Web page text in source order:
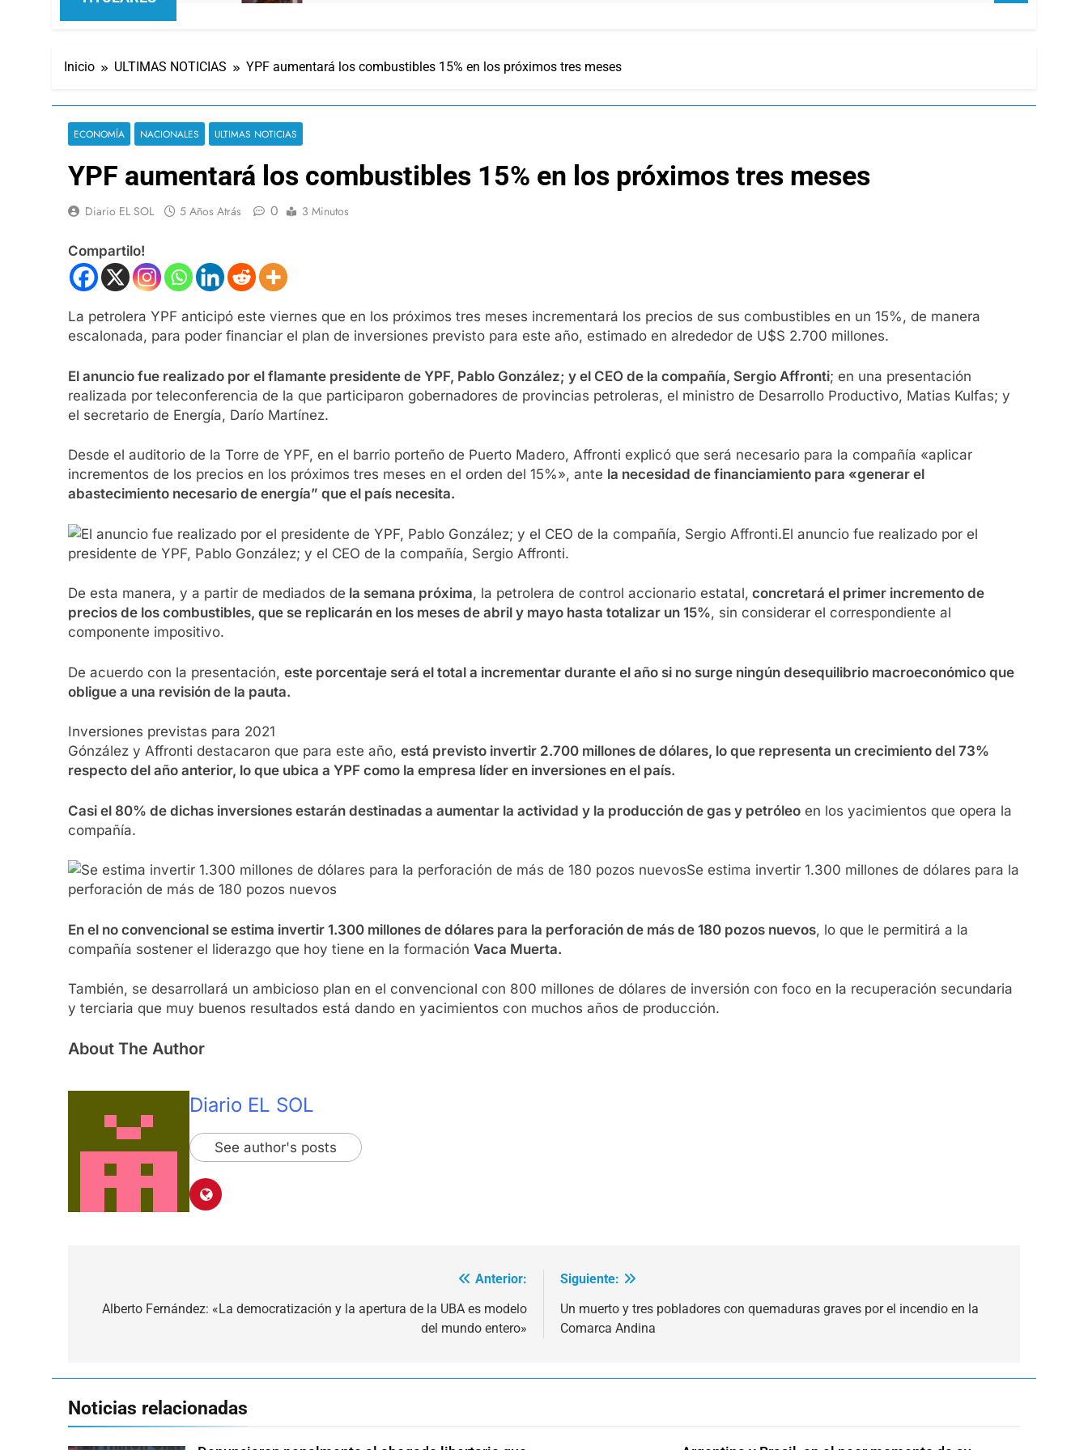
Inicio ULTIMAS NOTICIAS YPF aumentará los combustibles 15% en los próximos tres meses
ECONOMÍA NACIONALES ULTIMAS NOTICIAS
YPF aumentará los combustibles 15% en los próximos tres meses
Diario EL SOL 5 Años Atrás 0 3 Minutos
Compartilo!
La petrolera YPF anticipó este viernes que en los próximos tres meses incrementará los precios de sus combustibles en un 15%, de manera
escalonada, para poder financiar el plan de inversiones previsto para este año, estimado en alrededor de U$S 2.700 millones.
El anuncio fue realizado por el flamante presidente de YPF, Pablo González; y el CEO de la compañía, Sergio Affronti; en una presentación
realizada por teleconferencia de la que participaron gobernadores de provincias petroleras, el ministro de Desarrollo Productivo, Matias Kulfas; y
el secretario de Energía, Darío Martínez.
Desde el auditorio de la Torre de YPF, en el barrio porteño de Puerto Madero, Affronti explicó que será necesario para la compañía «aplicar
incrementos de los precios en los próximos tres meses en el orden del 15%», ante la necesidad de financiamiento para «generar el
abastecimiento necesario de energía” que el país necesita.
El anuncio fue realizado por el
presidente de YPF, Pablo González; y el CEO de la compañía, Sergio Affronti.
De esta manera, y a partir de mediados de la semana próxima, la petrolera de control accionario estatal, concretará el primer incremento de
precios de los combustibles, que se replicarán en los meses de abril y mayo hasta totalizar un 15%, sin considerar el correspondiente al
componente impositivo.
De acuerdo con la presentación, este porcentaje será el total a incrementar durante el año si no surge ningún desequilibrio macroeconómico que
obligue a una revisión de la pauta.
Inversiones previstas para 2021
Gónzález y Affronti destacaron que para este año, está previsto invertir 2.700 millones de dólares, lo que representa un crecimiento del 73%
respecto del año anterior, lo que ubica a YPF como la empresa líder en inversiones en el país.
Casi el 80% de dichas inversiones estarán destinadas a aumentar la actividad y la producción de gas y petróleo en los yacimientos que opera la
compañía.
Se estima invertir 1.300 millones de dólares para la
perforación de más de 180 pozos nuevos
En el no convencional se estima invertir 1.300 millones de dólares para la perforación de más de 180 pozos nuevos, lo que le permitirá a la
compañía sostener el liderazgo que hoy tiene en la formación Vaca Muerta.
También, se desarrollará un ambicioso plan en el convencional con 800 millones de dólares de inversión con foco en la recuperación secundaria
y terciaria que muy buenos resultados está dando en yacimientos con muchos años de producción.
About The Author
Diario EL SOL
See author's posts
de
Anterior:
Alberto Fernández: «La democratización y la apertura de la UBA es modelo
del mundo entero»
Siguiente:
Un muerto y tres pobladores con quemaduras graves por el incendio en la
Comarca Andina
Noticias relacionadas